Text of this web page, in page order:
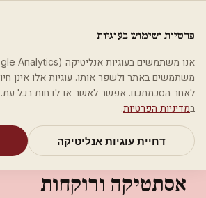
מאמריםקטגוריותחיפושאודות
בית קטגוריות
אסתטיקה רפואית
OFREE YOURSKIN אסתטיקה ורוקחות
YOURSKIN
אסתטיקה ורוקחות
פרטיות ושימוש בעוגיות
משתמשים באתר ולשפר אותו. עוגיות אלו אינן
לאחר הסכמתכם. אפשר לאשר או לדחות בכל עת.
במדיניות הפרטיות.
דחיית עוגיות אנליטיקה